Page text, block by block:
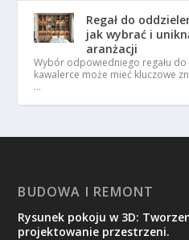
Regał do
jak wybrać i
aranżacji
Wybór odpowiedniego regału do
kawalerce może mieć kluczowe
…
BUDOWA I REMONT
Rysunek pokoju w 3D:
projektowanie przestrzeni.